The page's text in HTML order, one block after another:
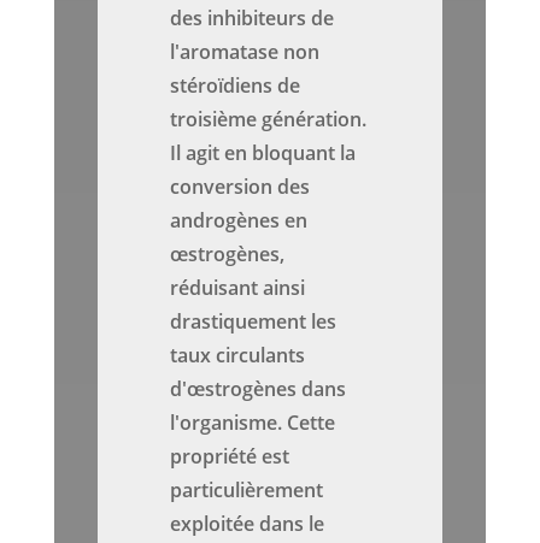
des inhibiteurs de
l'aromatase non
stéroïdiens de
troisième génération.
Il agit en bloquant la
conversion des
androgènes en
œstrogènes,
réduisant ainsi
drastiquement les
taux circulants
d'œstrogènes dans
l'organisme. Cette
propriété est
particulièrement
exploitée dans le